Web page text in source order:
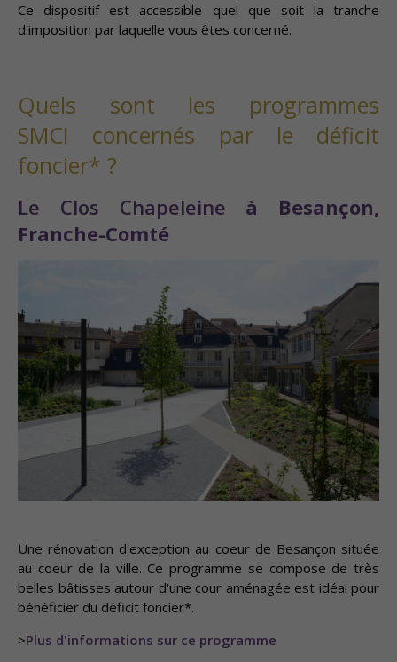
Ce dispositif est accessible quel que soit la tranche
d'imposition par laquelle vous êtes concerné.
Quels sont les programmes
SMCI concernés par le déficit
foncier* ?
Le Clos Chapeleine à Besançon,
Franche-Comté
Une rénovation d'exception au coeur de Besançon située
au coeur de la ville. Ce programme se compose de très
belles bâtisses autour d'une cour aménagée est idéal pour
bénéficier du déficit foncier*.
>Plus d'informations sur ce programme